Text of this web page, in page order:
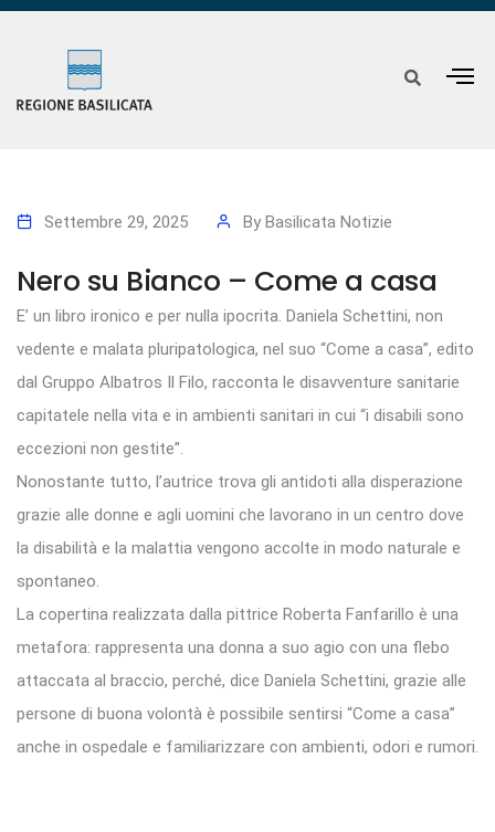
Settembre 29, 2025 By Basilicata Notizie
Nero su Bianco – Come a casa
E’ un libro ironico e per nulla ipocrita. Daniela Schettini, non
vedente e malata pluripatologica, nel suo “Come a casa”, edito
dal Gruppo Albatros Il Filo, racconta le disavventure sanitarie
capitatele nella vita e in ambienti sanitari in cui “i disabili sono
eccezioni non gestite”.
Nonostante tutto, l’autrice trova gli antidoti alla disperazione
grazie alle donne e agli uomini che lavorano in un centro dove
la disabilità e la malattia vengono accolte in modo naturale e
spontaneo.
La copertina realizzata dalla pittrice Roberta Fanfarillo è una
metafora: rappresenta una donna a suo agio con una flebo
attaccata al braccio, perché, dice Daniela Schettini, grazie alle
persone di buona volontà è possibile sentirsi “Come a casa”
anche in ospedale e familiarizzare con ambienti, odori e rumori.